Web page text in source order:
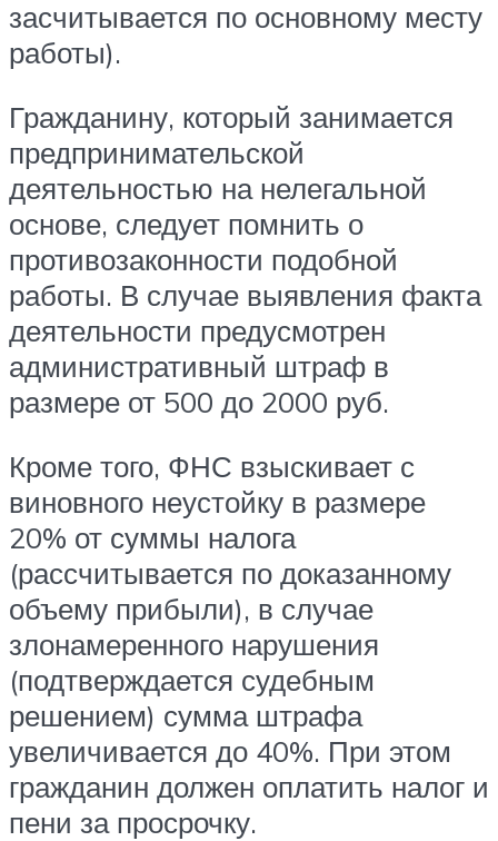
засчитывается по основному месту
работы).
Гражданину, который занимается
предпринимательской
деятельностью на нелегальной
основе, следует помнить о
противозаконности подобной
работы. В случае выявления факта
деятельности предусмотрен
административный штраф в
размере от 500 до 2000 руб.
Кроме того, ФНС взыскивает с
виновного неустойку в размере
20% от суммы налога
(рассчитывается по доказанному
объему прибыли), в случае
злонамеренного нарушения
(подтверждается судебным
решением) сумма штрафа
увеличивается до 40%. При этом
гражданин должен оплатить налог и
пени за просрочку.